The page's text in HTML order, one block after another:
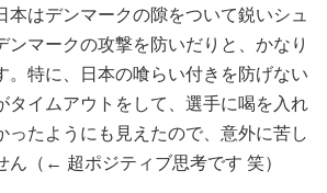
本はデンマークの隙をついて鋭いシュ
ンマークの攻撃を防いだりと、かなり
。特に、日本の喰らい付きを防げない
タイムアウトをして、選手に喝を入れ
ったようにも見えたので、意外に苦し
ん（← 超ポジティブ思考です 笑）